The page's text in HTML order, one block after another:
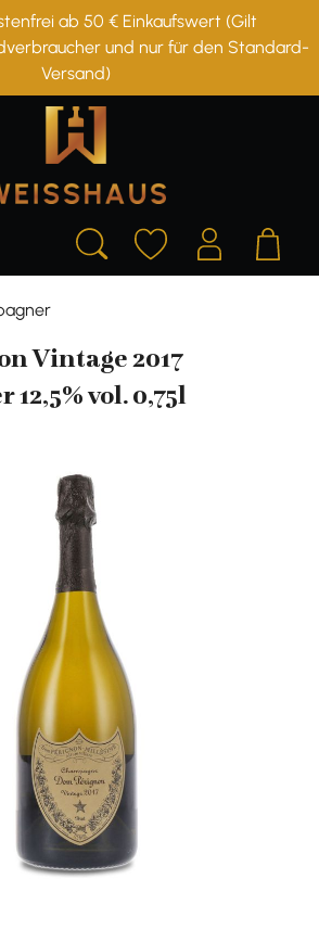
ab 50 € Einkaufswert (Gilt
und nur für den Standard-
Versand)
Vintage 2017
vol. 0,75l